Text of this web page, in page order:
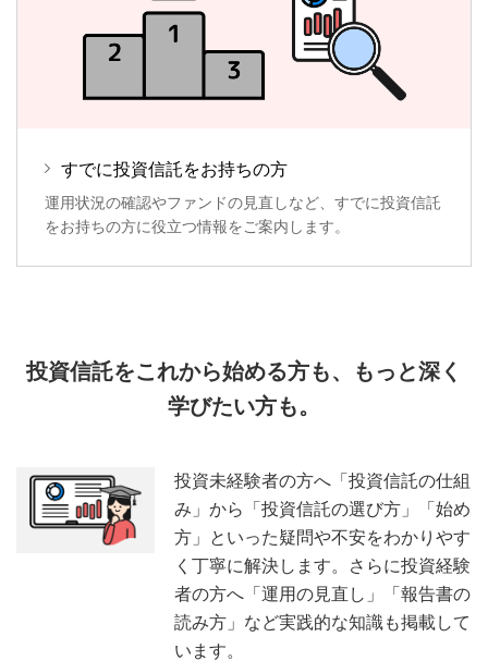
すでに投資信託をお持ちの方
運用状況の確認やファンドの見直しなど、すでに投資信託
をお持ちの方に役立つ情報をご案内します。
投資信託をこれから始める方も、もっと深く
学びたい方も。
投資未経験者の方へ「投資信託の仕組
み」から「投資信託の選び方」「始め
方」といった疑問や不安をわかりやす
く丁寧に解決します。さらに投資経験
者の方へ「運用の見直し」「報告書の
読み方」など実践的な知識も掲載して
います。